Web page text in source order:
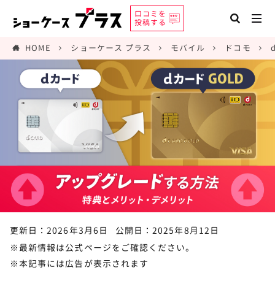
口コミを
投稿する
HOME ショーケース プラス モバイル ドコモ
更新日：2026年3月6日
公開日：2025年8月12日
※最新情報は公式ページをご確認ください。
※本記事には広告が表示されます